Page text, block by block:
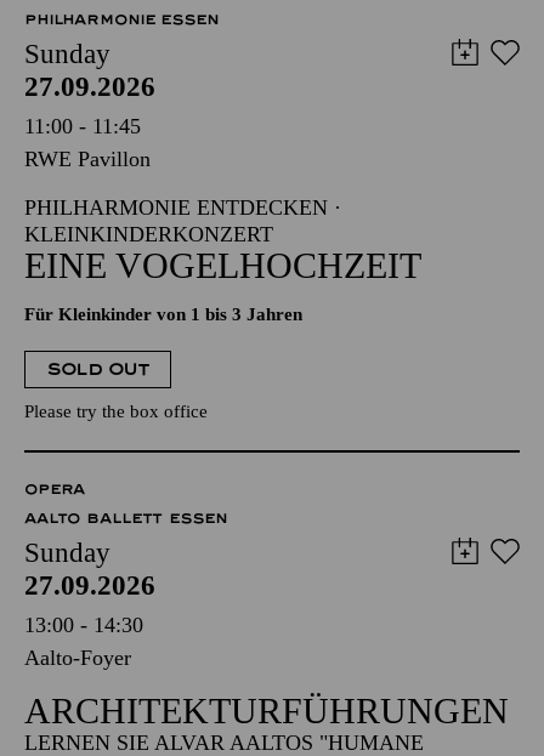
PHILHARMONIE ESSEN
Sunday
27.09.2026
11:00 - 11:45
RWE Pavillon
PHILHARMONIE ENTDECKEN ·
KLEINKINDERKONZERT
EINE VOGELHOCHZEIT
Für Kleinkinder von 1 bis 3 Jahren
SOLD OUT
Please try the box office
OPERA
AALTO BALLETT ESSEN
Sunday
27.09.2026
13:00 - 14:30
Aalto-Foyer
ARCHITEKTUR­FÜHRUNGEN
LERNEN SIE ALVAR AALTOS "HUMANE